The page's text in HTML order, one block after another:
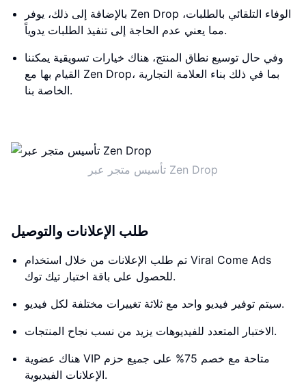
بالإضافة إلى ذلك، يوفر Zen Drop الوفاء التلقائي بالطلبات،
مما يعني عدم الحاجة إلى تنفيذ الطلبات يدوياً.
وفي حال توسيع نطاق المنتج، هناك خيارات تسويقية يمكننا
القيام بها مع Zen Drop، بما في ذلك بناء العلامة التجارية
الخاصة بنا.
تأسيس متجر عبر Zen Drop
طلب الإعلانات والتوصيل
تم طلب الإعلانات من خلال استخدام Viral Come Ads
للحصول على باقة اختبار تيك توك.
سيتم توفير فيديو واحد مع ثلاثة تغييرات مختلفة لكل فيديو.
الاختبار المتعدد للفيديوهات يزيد من نسب نجاح المنتجات.
هناك عضوية VIP متاحة مع خصم 75% على جميع حزم
الإعلانات الفيديوية.